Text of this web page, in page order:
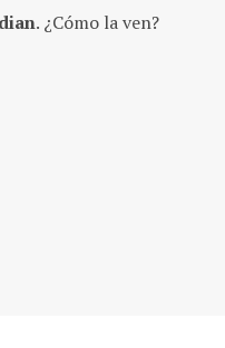
. ¿Cómo la ven?